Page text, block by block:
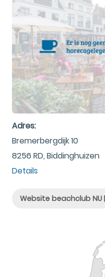
Adres:
Bremerbergdijk 10
8256 RD, Biddinghuizen
Details
Website beachclub NU